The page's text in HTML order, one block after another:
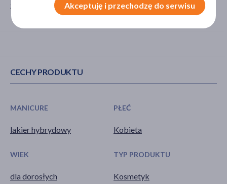
zamowienia@maga-lab.pl
CECHY PRODUKTU
MANICURE
lakier hybrydowy
PŁEĆ
Kobieta
WIEK
dla dorosłych
TYP PRODUKTU
Kosmetyk
Akceptuję i przechodzę do serwisu